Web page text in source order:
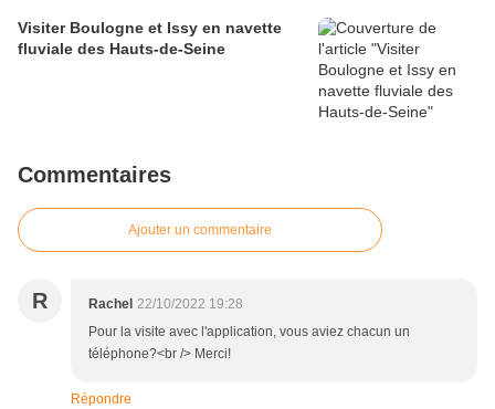
Visiter Boulogne et Issy en navette
fluviale des Hauts-de-Seine
Commentaires
Ajouter un commentaire
R Rachel 22/10/2022 19:28
Pour la visite avec l'application, vous aviez chacun un
téléphone?<br /> Merci!
Répondre